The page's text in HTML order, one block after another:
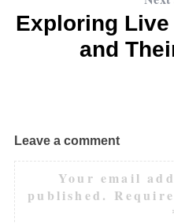
Exploring
and
Leave a comment
Your email
published.